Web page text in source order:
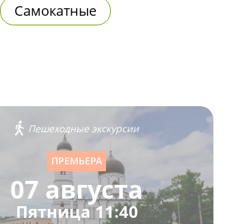
Самокатные
Пешеходные экскурсии
ПРЕМЬЕРА
07 августа
Пятница 11:40